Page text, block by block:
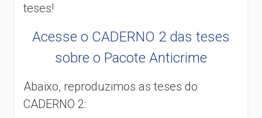
teses!
Acesse o CADERNO 2 das teses
sobre o Pacote Anticrime
Abaixo, reproduzimos as teses do
CADERNO 2: